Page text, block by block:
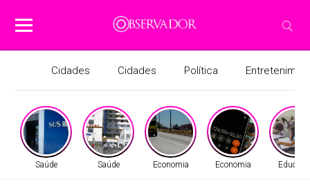
Cidades Cidades Política
Saúde Saúde Economia Economia